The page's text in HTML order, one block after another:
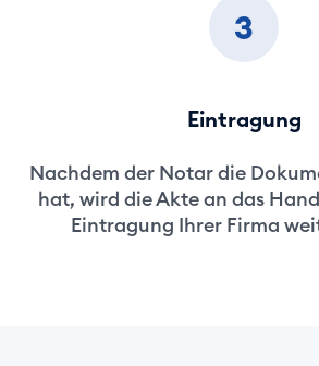
3
Eintragung
Nachdem der Notar die
hat, wird die Akte an das
Eintragung Ihrer Firma